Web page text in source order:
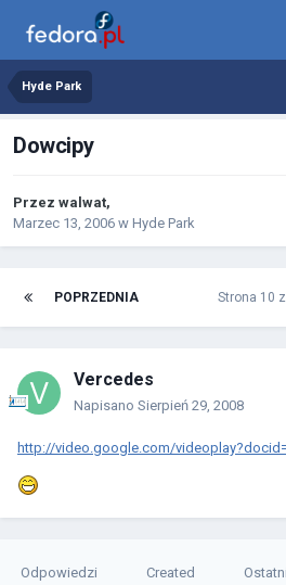
Hyde Park
Dowcipy
Przez walwat,
Marzec 13, 2006 w Hyde Park
POPRZEDNIA Strona 10
Vercedes
Napisano Sierpień 29, 2008
http://video.google.com/
Odpowiedzi Created